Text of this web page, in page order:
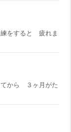
をすると 疲れま
から ３ヶ月がた